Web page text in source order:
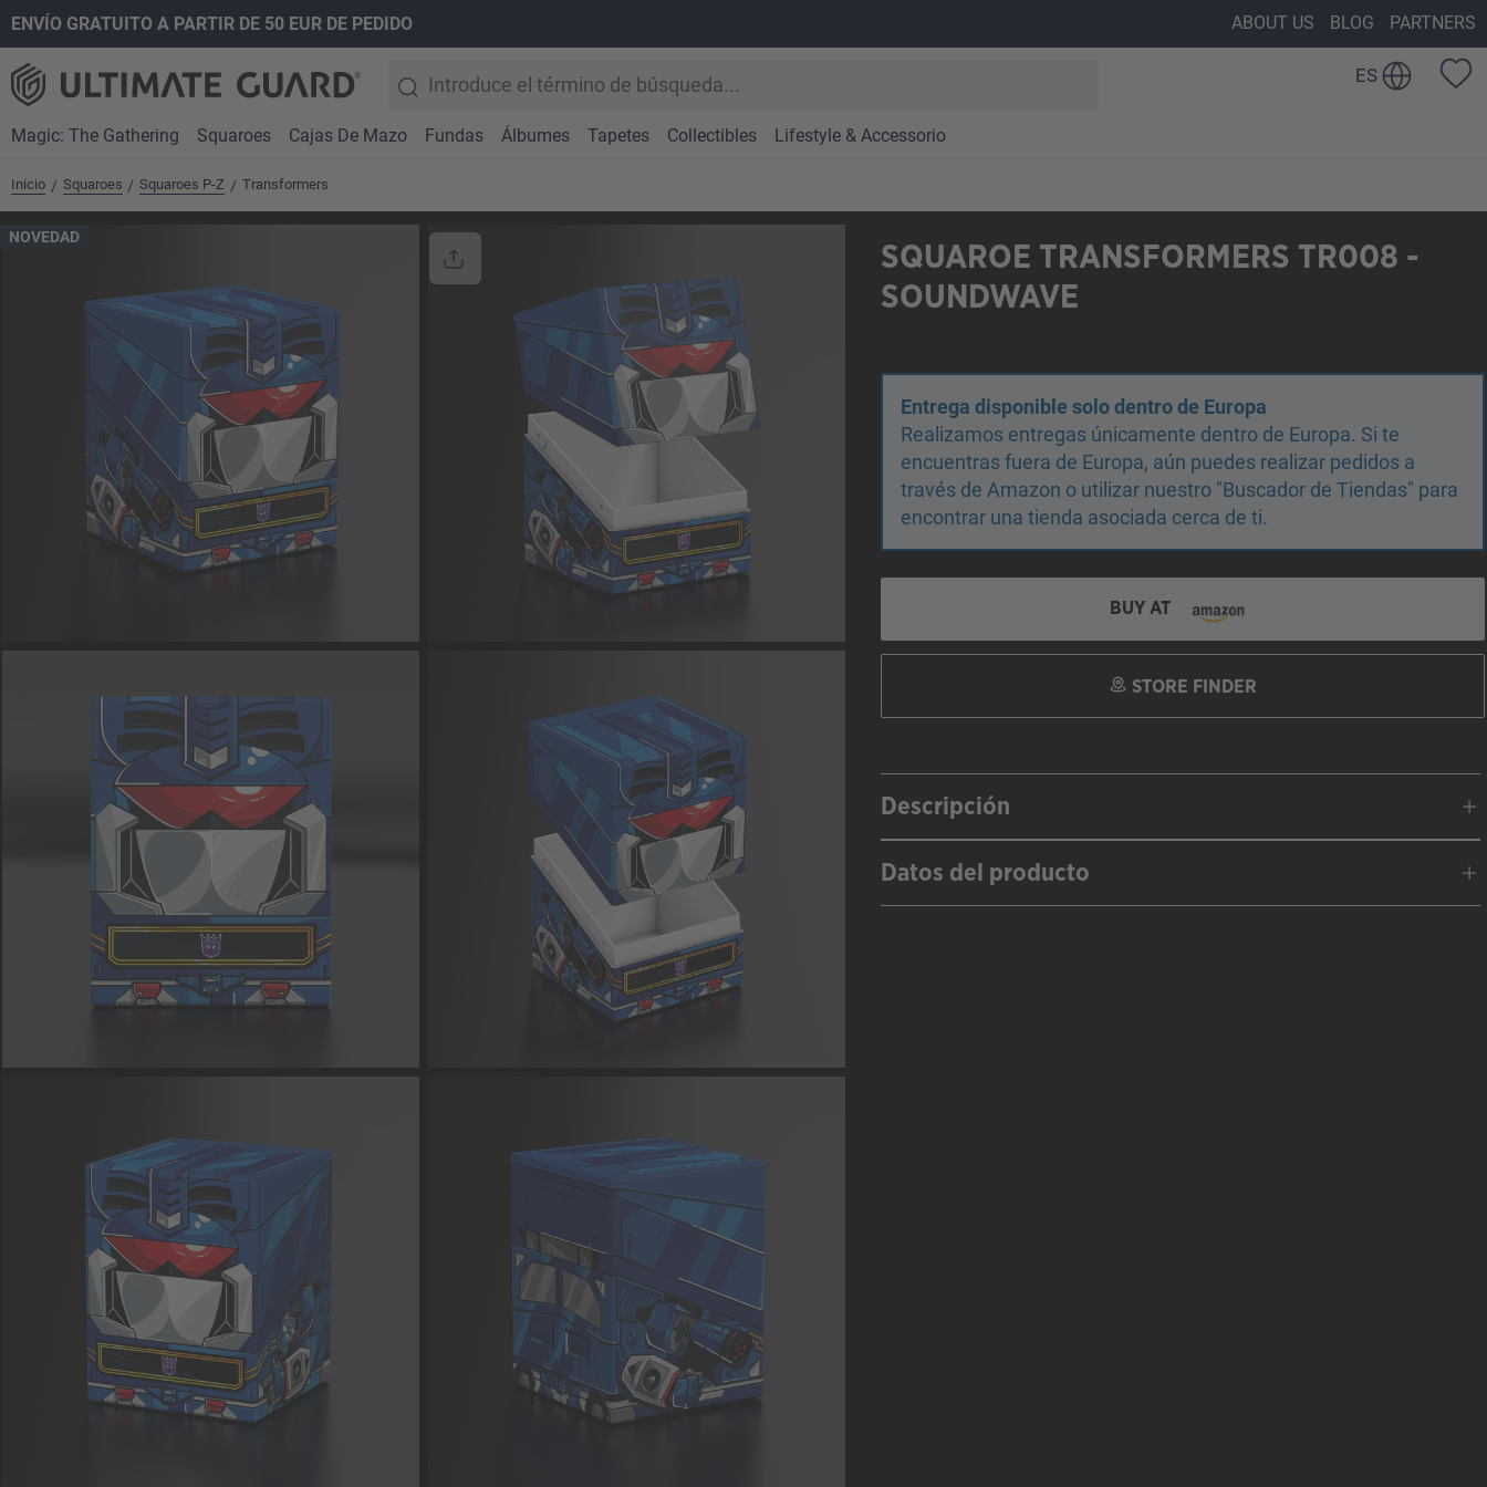
Saltar a la navegación principal
ENVÍO GRATUITO A PARTIR DE 50 EUR DE PEDIDO ABOUT US BLOG PARTNERS
ES
Magic: The Gathering Squaroes Cajas De Mazo Fundas Álbumes Tapetes Collectibles Lifestyle & Accessorio
Inicio / Squaroes / Squaroes P-Z / Transformers
NOVEDAD
SQUAROE TRANSFORMERS TR008 -
SOUNDWAVE
Entrega disponible solo dentro de Europa
Realizamos entregas únicamente dentro de Europa. Si te
encuentras fuera de Europa, aún puedes realizar pedidos a
través de Amazon o utilizar nuestro "Buscador de Tiendas" para
encontrar una tienda asociada cerca de ti.
BUY AT
STORE FINDER
Descripción
Datos del producto